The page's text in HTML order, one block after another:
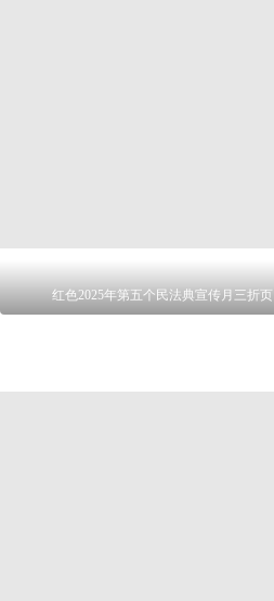
红色2025年第五个民法典宣传月三折页